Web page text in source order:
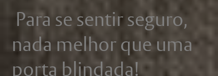
Para se sentir seguro,
nada melhor que uma
porta blindada!